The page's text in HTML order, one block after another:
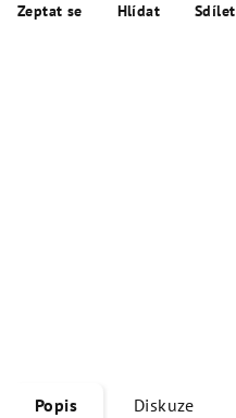
Zeptat se Hlídat Sdílet
Popis Diskuze